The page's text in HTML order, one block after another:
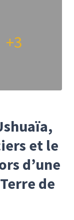
+3
et le
d’une
de